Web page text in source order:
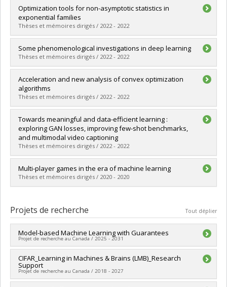
Diplômé(e) : Berard, Hugo
Cycle :Doctorat
Diplôme obtenu :Ph. D.
Lien vers le document dans Papyrus
Optimization tools for non-asymptotic statistics in
exponential families
Thèses et mémoires dirigés / 2022 - 2022
Diplômé(e) :Le Priol, Rémi
Cycle : Doctorat
Diplôme obtenu :Ph. D.
Lien vers le document dans Papyrus
Some phenomenological investigations in deep learning
Thèses et mémoires dirigés / 2022 - 2022
Diplômé(e) :Baratin, Aristide
Cycle :Doctorat
Diplôme obtenu :Ph. D.
Lien vers le document dans Papyrus
Acceleration and new analysis of convex optimization
algorithms
Thèses et mémoires dirigés / 2022 - 2022
Diplômé(e) :Liu, Lewis
Cycle :Maîtrise
Diplôme obtenu :M. Sc.
Lien vers le document dans Papyrus
Towards meaningful and data-efficient learning :
exploring GAN losses, improving few-shot benchmarks,
and multimodal video captioning
Thèses et mémoires dirigés / 2022 - 2022
Diplômé(e) :Huang, Gabriel
Cycle : Doctorat
Diplôme obtenu :Ph. D.
Multi-player games in the era of machine learning
Thèses et mémoires dirigés / 2020 - 2020
Cycle : Doctorat
Diplôme obtenu :Ph. D.
Lien vers le document dans Papyrus
Projets de recherche Tout déplier
Model-based Machine Learning with Guarantees
Projet de recherche au Canada / 2025 - 2031
Sources de financement :CRSNG/Conseil de recherches en
sciences naturelles et génie du Canada (CRSNG)
Programmes de subvention :
CIFAR_Learning in Machines & Brains (LMB)_Research
Support
Projet de recherche au Canada / 2018 - 2027